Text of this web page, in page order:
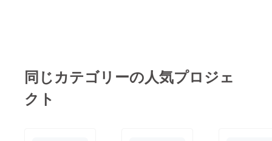
ればと思っておりま
watch/lv177561991 当
お知らせいたします)
同じカテゴリーの人気プロジェ
クト